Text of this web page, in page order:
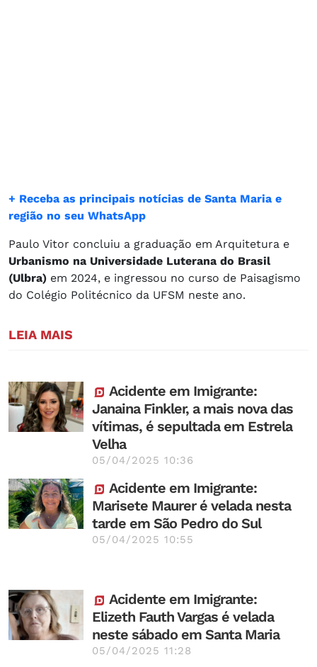
+ Receba as principais notícias de Santa Maria e
região no seu WhatsApp
Paulo Vitor concluiu a graduação em Arquitetura e
Urbanismo na Universidade Luterana do Brasil
(Ulbra) em 2024, e ingressou no curso de Paisagismo
do Colégio Politécnico da UFSM neste ano.
LEIA MAIS
Acidente em Imigrante:
Janaina Finkler, a mais nova das
vítimas, é sepultada em Estrela
Velha
05/04/2025 10:36
Acidente em Imigrante:
Marisete Maurer é velada nesta
tarde em São Pedro do Sul
05/04/2025 10:55
Acidente em Imigrante:
Elizeth Fauth Vargas é velada
neste sábado em Santa Maria
05/04/2025 11:28